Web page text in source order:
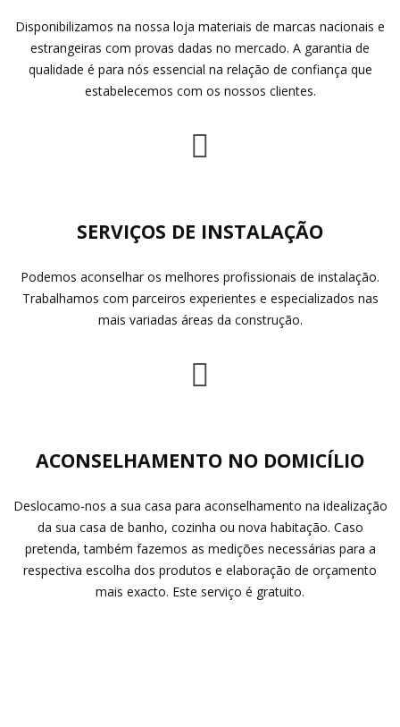
Disponibilizamos na nossa loja materiais de marcas nacionais e
estrangeiras com provas dadas no mercado. A garantia de
qualidade é para nós essencial na relação de confiança que
estabelecemos com os nossos clientes.
SERVIÇOS DE INSTALAÇÃO
Podemos aconselhar os melhores profissionais de instalação.
Trabalhamos com parceiros experientes e especializados nas
mais variadas áreas da construção.
ACONSELHAMENTO NO DOMICÍLIO
Deslocamo-nos a sua casa para aconselhamento na idealização
da sua casa de banho, cozinha ou nova habitação. Caso
pretenda, também fazemos as medições necessárias para a
respectiva escolha dos produtos e elaboração de orçamento
mais exacto. Este serviço é gratuito.